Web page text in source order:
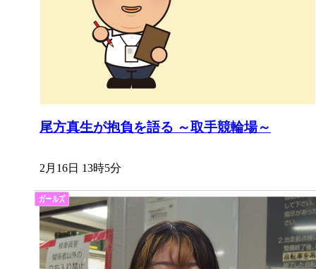
尾方真生が抱負を語る ～取手競輪場～
2月16日 13時5分